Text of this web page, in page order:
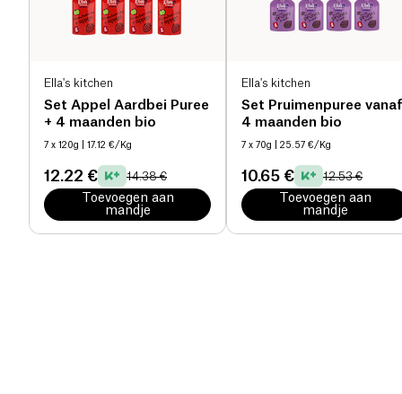
Ella's kitchen
Set Appel Aardbei Puree
+ 4 maanden bio
7 x 120g | 17.12 €/Kg
12.22 € 14.38 €
Toevoegen aan
mandje
Ella's kitchen
Set Pruimenpuree vanaf
4 maanden bio
7 x 70g | 25.57 €/Kg
10.65 € 12.53 €
Toevoegen aan
mandje